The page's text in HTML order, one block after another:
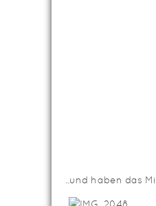
..und haben das